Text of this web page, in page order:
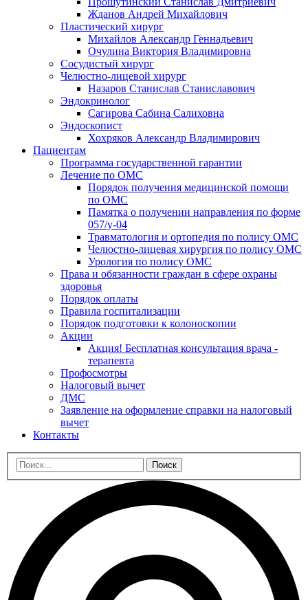
Жданов Андрей Михайлович
Пластический хирург
Михайлов Александр Геннадьевич
Очулина Виктория Владимировна
Сосудистый хирург
Челюстно-лицевой хирург
Назаров Станислав Станиславович
Эндокринолог
Сагирова Сабина Салиховна
Эндоскопист
Хохряков Александр Владимирович
Пациентам
Программа государственной гарантии
Лечение по ОМС
Порядок получения медицинской помощи
по ОМС
Памятка о получении направления по форме
057/у-04
Травматология и ортопедия по полису ОМС
Челюстно-лицевая хирургия по полису ОМС
Урология по полису ОМС
Права и обязанности граждан в сфере охраны
здоровья
Порядок оплаты
Правила госпитализации
Порядок подготовки к колоноскопии
Акции
Акция! Бесплатная консультация врача -
терапевта
Профосмотры
Налоговый вычет
ДМС
Заявление на оформление справки на налоговый
вычет
Контакты